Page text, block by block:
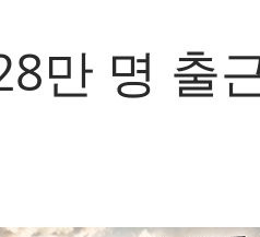
만 명 출